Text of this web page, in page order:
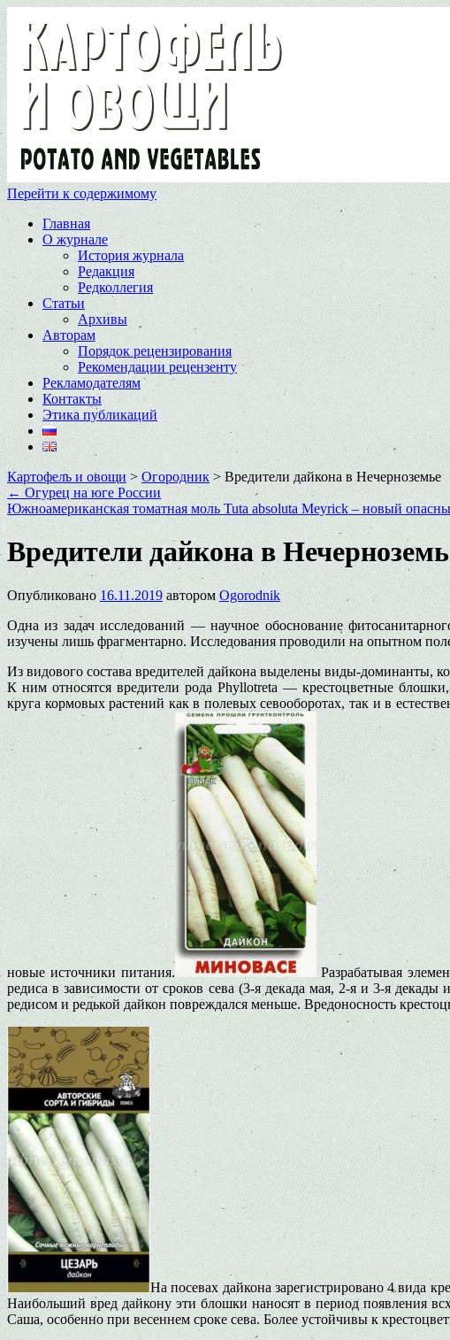
Перейти к содержимому
Главная
О журнале
История журнала
Редакция
Редколлегия
Статьи
Архивы
Авторам
Порядок рецензирования
Рекомендации рецензенту
Рекламодателям
Контакты
Этика публикаций
Картофель и овощи > Огородник >Вредители дайкона в Нечерноземье
← Огурец на юге России
Южноамериканская томатная моль Tuta absoluta Meyrick – новый
Вредители дайкона в
Опубликовано 16.11.2019 автором Ogorodnik
Одна из задач исследований — научное обоснование
изучены лишь фрагментарно. Исследования проводили на опытном
Из видового состава вредителей дайкона выделены виды-доминанты,
К ним относятся вредители рода Phyllotreta — крестоцветные
круга кормовых растений как в полевых севооборотах, так и в
новые источники питания.
Разрабатывая
редиса в зависимости от сроков сева (3-я декада мая, 2-я и 3-я
редисом и редькой дайкон повреждался меньше. Вредоносность
На посевах дайкона зарегистрировано 4 вида
Наибольший вред дайкону эти блошки наносят в период появления
Саша, особенно при весеннем сроке сева. Более устойчивы к